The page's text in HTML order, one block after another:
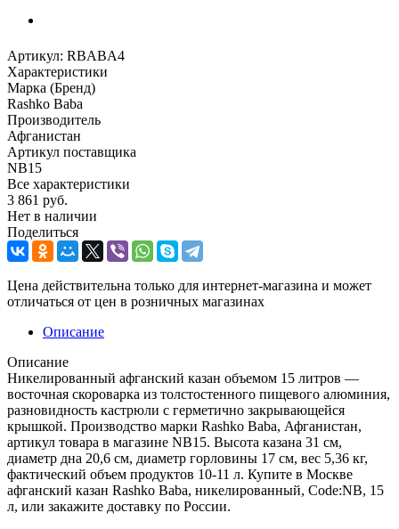
Артикул: RBABA4
Характеристики
Марка (Бренд)
Rashko Baba
Производитель
Афганистан
Артикул поставщика
NB15
Все характеристики
3 861 руб.
Нет в наличии
Поделиться
Цена действительна только для интернет-магазина и может
отличаться от цен в розничных магазинах
Описание
Описание
Никелированный афганский казан объемом 15 литров —
восточная скороварка из толстостенного пищевого алюминия,
разновидность кастрюли с герметично закрывающейся
крышкой. Производство марки Rashko Baba, Афганистан,
артикул товара в магазине NB15. Высота казана 31 см,
диаметр дна 20,6 см, диаметр горловины 17 см, вес 5,36 кг,
фактический объем продуктов 10-11 л. Купите в Москве
афганский казан Rashko Baba, никелированный, Code:NB, 15
л, или закажите доставку по России.